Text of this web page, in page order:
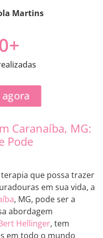
Martins
+
Caranaíba, MG:
Pode
que possa trazer
em sua vida, a
, MG, pode ser a
abordagem
Hellinger, tem
em todo o mundo